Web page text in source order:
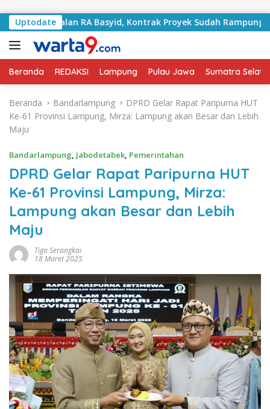
Uptodate
Jalan RA Basyid, Kontrak Proyek Sudah Rampung
Beranda REDAKSI Lampung Pulau Jawa Sumatra
Beranda Bandarlampung
DPRD Gelar Rapat Paripurna HUT
Ke-61 Provinsi Lampung, Mirza: Lampung akan Besar dan Lebih
Maju
Bandarlampung, Jabodetabek, Pemerintahan
DPRD Gelar Rapat Paripurna HUT
Ke-61 Provinsi Lampung, Mirza:
Lampung akan Besar dan Lebih
Maju
Tiga Serangkai
18 Maret 2025